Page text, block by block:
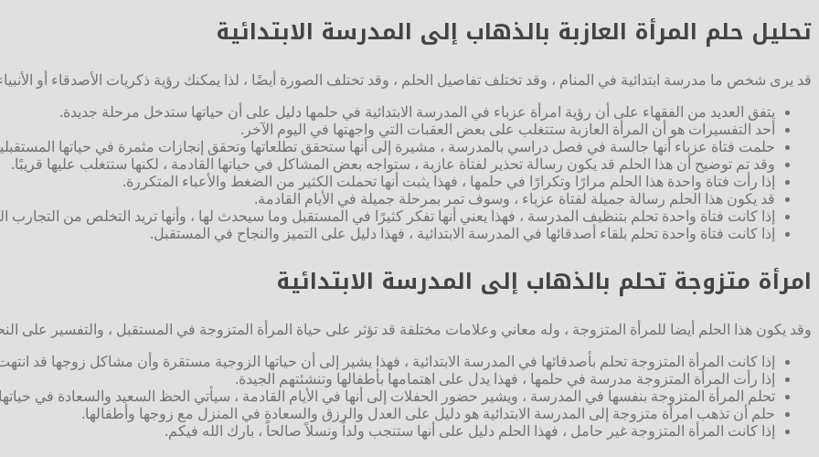
تحليل حلم المرأة العازبة بالذهاب إلى المدرسة الابتدائية
قد يرى شخص ما مدرسة ابتدائية في المنام ، وقد تختلف تفاصيل الحلم ، وقد تختلف الصورة أيضًا ، لذا يمكنك رؤية ذكريات الأصدقاء أو
يتفق العديد من الفقهاء على أن رؤية امرأة عزباء في المدرسة الابتدائية في حلمها دليل على أن حياتها ستدخل مرحلة جديدة.
أحد التفسيرات هو أن المرأة العازبة ستتغلب على بعض العقبات التي واجهتها في اليوم الآخر.
حلمت فتاة عزباء أنها جالسة في فصل دراسي بالمدرسة ، مشيرة إلى أنها ستحقق تطلعاتها وتحقق إنجازات مثمرة في حياتها
وقد تم توضيح أن هذا الحلم قد يكون رسالة تحذير لفتاة عازبة ، ستواجه بعض المشاكل في حياتها القادمة ، لكنها ستتغلب عليها قريبًا.
إذا رأت فتاة واحدة هذا الحلم مرارًا وتكرارًا في حلمها ، فهذا يثبت أنها تحملت الكثير من الضغط والأعباء المتكررة.
قد يكون هذا الحلم رسالة جميلة لفتاة عزباء ، وسوف تمر بمرحلة جميلة في الأيام القادمة.
إذا كانت فتاة واحدة تحلم بتنظيف المدرسة ، فهذا يعني أنها تفكر كثيرًا في المستقبل وما سيحدث لها ، وأنها تريد التخلص من التجارب
إذا كانت فتاة واحدة تحلم بلقاء أصدقائها في المدرسة الابتدائية ، فهذا دليل على التميز والنجاح في المستقبل.
امرأة متزوجة تحلم بالذهاب إلى المدرسة الابتدائية
وقد يكون هذا الحلم أيضا للمرأة المتزوجة ، وله معاني وعلامات مختلفة قد تؤثر على حياة المرأة المتزوجة في المستقبل ، والتفسير على
إذا كانت المرأة المتزوجة تحلم بأصدقائها في المدرسة الابتدائية ، فهذا يشير إلى أن حياتها الزوجية مستقرة وأن مشاكل زوجها قد
إذا رأت المرأة المتزوجة مدرسة في حلمها ، فهذا يدل على اهتمامها بأطفالها وتنشئتهم الجيدة.
تحلم المرأة المتزوجة بنفسها في المدرسة ، ويشير حضور الحفلات إلى أنها في الأيام القادمة ، سيأتي الحظ السعيد والسعادة في
حلم أن تذهب امرأة متزوجة إلى المدرسة الابتدائية هو دليل على العدل والرزق والسعادة في المنزل مع زوجها وأطفالها.
إذا كانت المرأة المتزوجة غير حامل ، فهذا الحلم دليل على أنها ستنجب ولداً ونسلاً صالحاً ، بارك الله فيكم.